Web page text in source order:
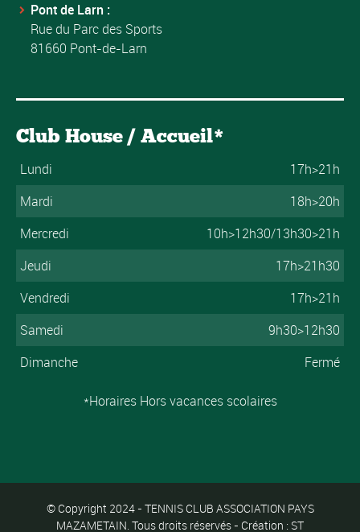
Pont de Larn :
Rue du Parc des Sports
81660 Pont-de-Larn
Club House / Accueil*
Lundi
17h>21h
Mardi
18h>20h
Mercredi
10h>12h30/13h30>21h
Jeudi
17h>21h30
Vendredi
17h>21h
Samedi
9h30>12h30
Dimanche
Fermé
*Horaires Hors vacances scolaires
© Copyright 2024 - TENNIS CLUB ASSOCIATION PAYS
MAZAMETAIN. Tous droits réservés - Création : ST